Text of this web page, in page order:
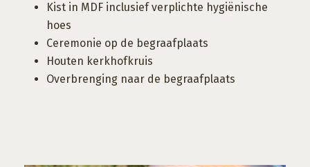
Kist in MDF inclusief verplichte hygiënische
hoes
Ceremonie op de begraafplaats
Houten kerkhofkruis
Overbrenging naar de begraafplaats